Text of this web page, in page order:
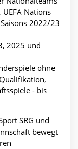
Nations
2022/23
2025 und
ohne
- bis
SRG und
bewegt